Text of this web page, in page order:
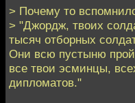
> Почему то
> "Джордж, твоих
тысяч отборных
Они всю пустыню
все твои эсминцы,
дипломатов."